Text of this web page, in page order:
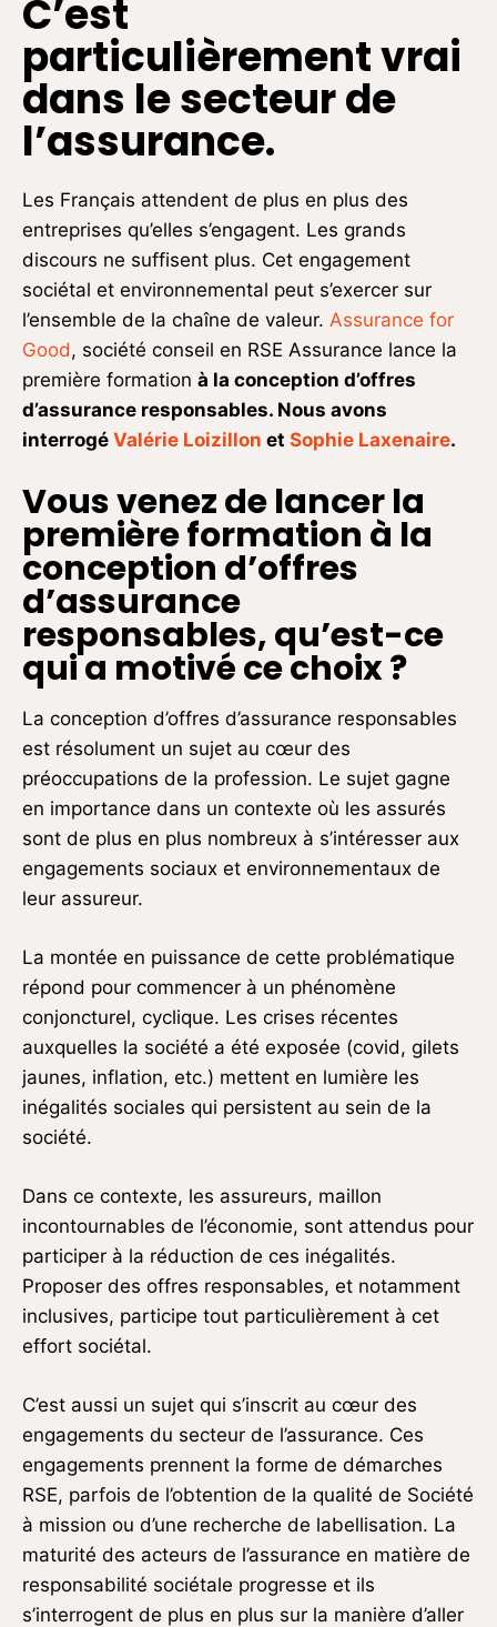
C’est
particulièrement vrai
dans le secteur de
l’assurance.
Les Français attendent de plus en plus des
entreprises qu’elles s’engagent. Les grands
discours ne suffisent plus. Cet engagement
sociétal et environnemental peut s’exercer sur
l’ensemble de la chaîne de valeur. Assurance for
Good, société conseil en RSE Assurance lance la
première formation à la conception d’offres
d’assurance responsables. Nous avons
interrogé Valérie Loizillon et Sophie Laxenaire.
Vous venez de lancer la
première formation à la
conception d’offres
d’assurance
responsables, qu’est-ce
qui a motivé ce choix ?
La conception d’offres d’assurance responsables
est résolument un sujet au cœur des
préoccupations de la profession. Le sujet gagne
en importance dans un contexte où les assurés
sont de plus en plus nombreux à s’intéresser aux
engagements sociaux et environnementaux de
leur assureur.
La montée en puissance de cette problématique
répond pour commencer à un phénomène
conjoncturel, cyclique. Les crises récentes
auxquelles la société a été exposée (covid, gilets
jaunes, inflation, etc.) mettent en lumière les
inégalités sociales qui persistent au sein de la
société.
Dans ce contexte, les assureurs, maillon
incontournables de l’économie, sont attendus pour
participer à la réduction de ces inégalités.
Proposer des offres responsables, et notamment
inclusives, participe tout particulièrement à cet
effort sociétal.
C’est aussi un sujet qui s’inscrit au cœur des
engagements du secteur de l’assurance. Ces
engagements prennent la forme de démarches
RSE, parfois de l’obtention de la qualité de Société
à mission ou d’une recherche de labellisation. La
maturité des acteurs de l’assurance en matière de
responsabilité sociétale progresse et ils
s’interrogent de plus en plus sur la manière d’aller